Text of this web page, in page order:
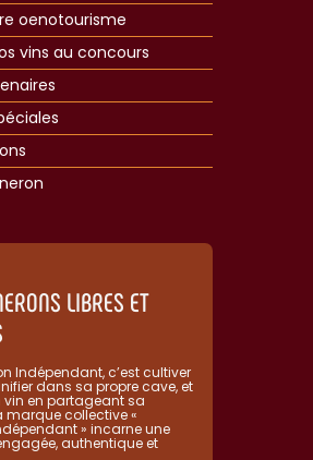
oenotourisme
vins au concours
LIBRES ET
Indépendant, c’est cultiver
dans sa propre cave, et
vin en partageant sa
marque collective «
» incarne une
authentique et